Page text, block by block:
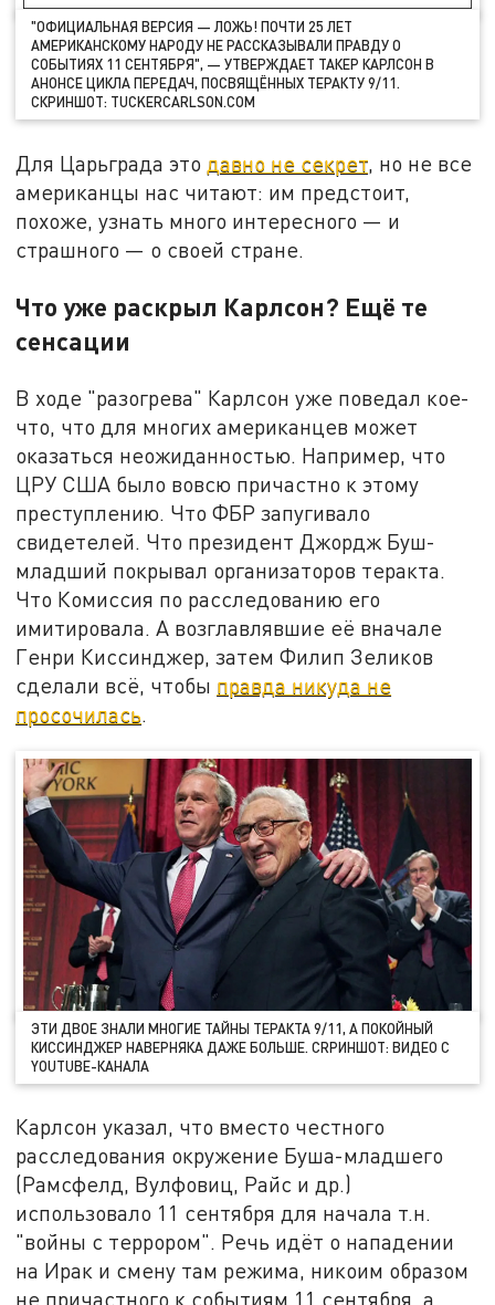
"ОФИЦИАЛЬНАЯ ВЕРСИЯ — ЛОЖЬ! ПОЧТИ 25 ЛЕТ
АМЕРИКАНСКОМУ НАРОДУ НЕ РАССКАЗЫВАЛИ ПРАВДУ О
СОБЫТИЯХ 11 СЕНТЯБРЯ", — УТВЕРЖДАЕТ ТАКЕР КАРЛСОН В
АНОНСЕ ЦИКЛА ПЕРЕДАЧ, ПОСВЯЩЁННЫХ ТЕРАКТУ 9/11.
СКРИНШОТ: TUCKERCARLSON.COM
Для Царьграда это давно не секрет, но не все
американцы нас читают: им предстоит,
похоже, узнать много интересного — и
страшного — о своей стране.
Что уже раскрыл Карлсон? Ещё те
сенсации
В ходе "разогрева" Карлсон уже поведал кое-
что, что для многих американцев может
оказаться неожиданностью. Например, что
ЦРУ США было вовсю причастно к этому
преступлению. Что ФБР запугивало
свидетелей. Что президент Джордж Буш-
младший покрывал организаторов теракта.
Что Комиссия по расследованию его
имитировала. А возглавлявшие её вначале
Генри Киссинджер, затем Филип Зеликов
сделали всё, чтобы правда никуда не
просочилась.
ЭТИ ДВОЕ ЗНАЛИ МНОГИЕ ТАЙНЫ ТЕРАКТА 9/11, А ПОКОЙНЫЙ
КИССИНДЖЕР НАВЕРНЯКА ДАЖЕ БОЛЬШЕ. СRРИНШОТ: ВИДЕО С
YOUTUBE-КАНАЛА
Карлсон указал, что вместо честного
расследования окружение Буша-младшего
(Рамсфелд, Вулфовиц, Райс и др.)
использовало 11 сентября для начала т.н.
"войны с террором". Речь идёт о нападении
на Ирак и смену там режима, никоим образом
не причастного к событиям 11 сентября, а